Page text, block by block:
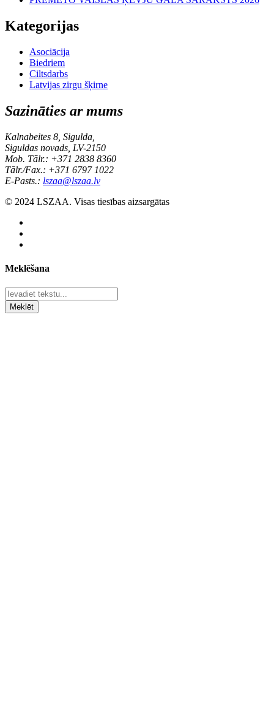
Kategorijas
Asociācija
Biedriem
Ciltsdarbs
Latvijas zirgu šķirne
Sazināties ar mums
Kalnabeites 8, Sigulda,
Siguldas novads, LV-2150
Mob. Tālr.: +371 2838 8360
Tālr./Fax.: +371 6797 1022
E-Pasts.: lszaa@lszaa.lv
© 2024 LSZAA. Visas tiesības aizsargātas
Meklēšana
Meklēt